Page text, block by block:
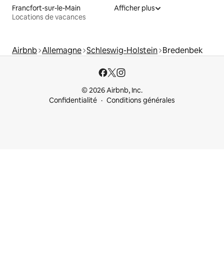
Francfort-sur-le-Main
Locations de vacances
Afficher plus
Airbnb Allemagne Schleswig-Holstein Bredenbek
© 2026 Airbnb, Inc.
Confidentialité
Conditions générales